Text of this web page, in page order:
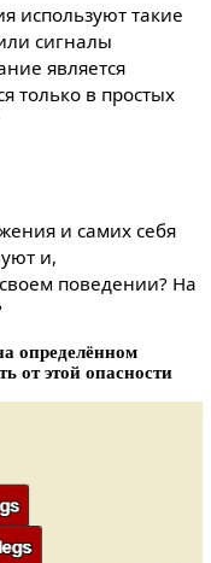
используют такие
сигналы
является
только в простых
и самих себя
и,
поведении? На
определённом
от этой опасности